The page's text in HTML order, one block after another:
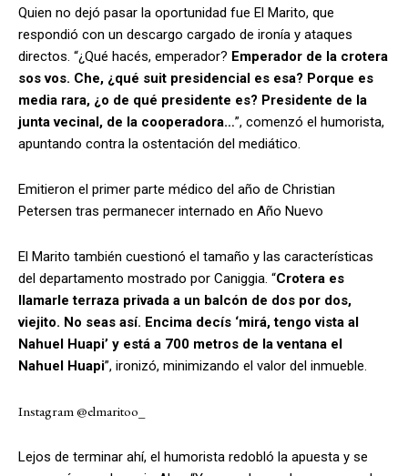
Quien no dejó pasar la oportunidad fue El Marito, que
respondió con un descargo cargado de ironía y ataques
directos. “¿Qué hacés, emperador? Emperador de la crotera
sos vos. Che, ¿qué suit presidencial es esa? Porque es
media rara, ¿o de qué presidente es? Presidente de la
junta vecinal, de la cooperadora…”, comenzó el humorista,
apuntando contra la ostentación del mediático.
Emitieron el primer parte médico del año de Christian
Petersen tras permanecer internado en Año Nuevo
El Marito también cuestionó el tamaño y las características
del departamento mostrado por Caniggia. “Crotera es
llamarle terraza privada a un balcón de dos por dos,
viejito. No seas así. Encima decís ‘mirá, tengo vista al
Nahuel Huapi’ y está a 700 metros de la ventana el
Nahuel Huapi”, ironizó, minimizando el valor del inmueble.
Instagram @elmaritoo_
Lejos de terminar ahí, el humorista redobló la apuesta y se